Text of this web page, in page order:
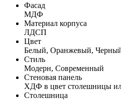
Фасад
МДФ
Материал корпуса
ЛДСП
Цвет
Белый, Оранжевый,
Стиль
Модерн, Современный
Стеновая панель
ХДФ в цвет столешницы
Столешница